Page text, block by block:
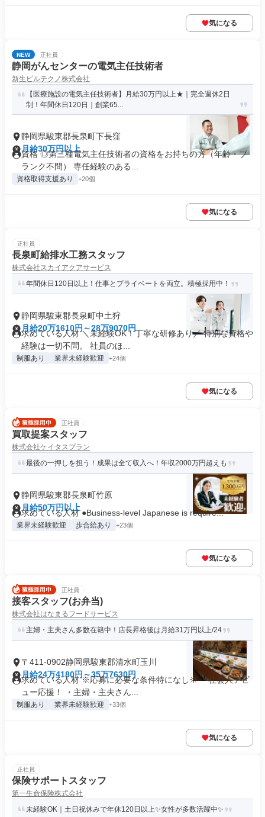
気になる
NEW 正社員
静岡がんセンターの電気主任技術者
新生ビルテクノ株式会社
【医療施設の電気主任技術者】月給30万円以上★｜完全週休2日
制！年間休日120日｜創業65...
静岡県駿東郡長泉町下長窪
月給30万円以上
資格 ◎第三種電気主任技術者の資格をお持ちの方（年齢・ブ
ランク不問） 専任経験のある...
資格取得支援あり +20個
気になる
正社員
長泉町給排水工務スタッフ
株式会社スカイアクアサービス
年間休日120日以上！仕事とプライベートを両立。積極採用中！
静岡県駿東郡長泉町中土狩
月給20万1610円～28万9070円
求めている人材 ＼未経験OK！丁寧な研修あり／ 特別な資格や
経験は一切不問。 社員のほ...
制服あり 業界未経験歓迎 +24個
気になる
正社員
買取提案スタッフ
株式会社ケイタスプラン
最後の一押しを担う！成果は全て収入へ！年収2000万円超えも
静岡県駿東郡長泉町竹原
月給50万円以上
求めている人材 ●Business-level Japanese is require...
業界未経験歓迎 歩合給あり +23個
気になる
正社員
接客スタッフ(お弁当)
株式会社はなまるフードサービス
主婦・主夫さん多数在籍中！店長昇格後は月給31万円以上/24
〒411-0902静岡県駿東郡清水町玉川
月給24万4180円～35万7630円
求めている人材 ※応募に必要な条件特になし※ ・社会人デビ
ュー応援！ ・主婦・主夫さん...
制服あり 業界未経験歓迎 +33個
気になる
正社員
保険サポートスタッフ
第一生命保険株式会社
未経験OK｜土日祝休みで年休120日以上✨女性が多数活躍中✨